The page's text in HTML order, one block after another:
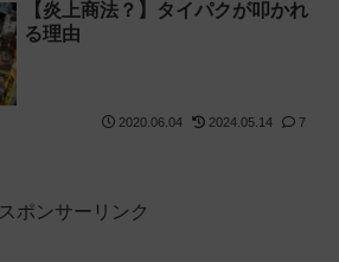
【炎上商法？】タイパクが叩かれ
る理由
2020.06.04 2024.05.14 7
スポンサーリンク